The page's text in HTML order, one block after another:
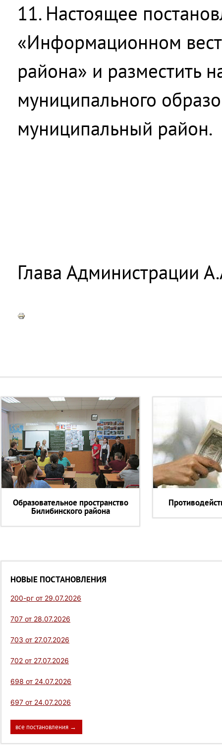
11. Настоящее
«Информационном
района» и разместить
муниципального
муниципальный район.
Глава Администрации
Образовательное пространство
Билибинского района
НОВЫЕ ПОСТАНОВЛЕНИЯ
200-рг от 29.07.2026
707 от 28.07.2026
703 от 27.07.2026
702 от 27.07.2026
698 от 24.07.2026
697 от 24.07.2026
все постановления →